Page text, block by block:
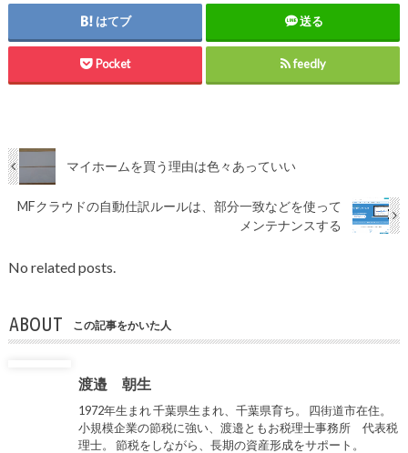
はてブ 送る
Pocket feedly
マイホームを買う理由は色々あっていい
MFクラウドの自動仕訳ルールは、部分一致などを使って
メンテナンスする
No related posts.
ABOUT この記事をかいた人
渡邉 朝生
1972年生まれ 千葉県生まれ、千葉県育ち。 四街道市在住。
小規模企業の節税に強い、渡邉ともお税理士事務所 代表税
理士。 節税をしながら、長期の資産形成をサポート。